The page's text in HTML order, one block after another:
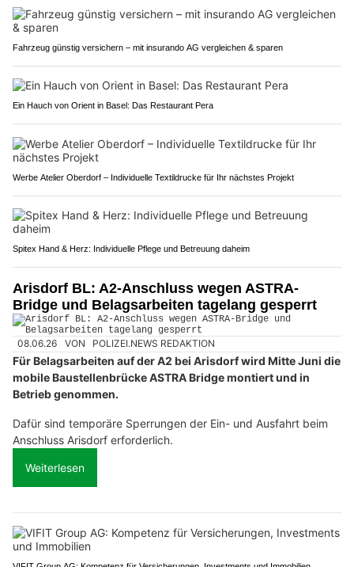
Fahrzeug günstig versichern – mit insurando AG vergleichen & sparen
Ein Hauch von Orient in Basel: Das Restaurant Pera
Werbe Atelier Oberdorf – Individuelle Textildrucke für Ihr nächstes Projekt
Spitex Hand & Herz: Individuelle Pflege und Betreuung daheim
Arisdorf BL: A2-Anschluss wegen ASTRA-
Bridge und Belagsarbeiten tagelang gesperrt
08.06.26 VON POLIZEI.NEWS REDAKTION
Für Belagsarbeiten auf der A2 bei Arisdorf wird Mitte Juni die
mobile Baustellenbrücke ASTRA Bridge montiert und in
Betrieb genommen.
Dafür sind temporäre Sperrungen der Ein- und Ausfahrt beim
Anschluss Arisdorf erforderlich.
Weiterlesen